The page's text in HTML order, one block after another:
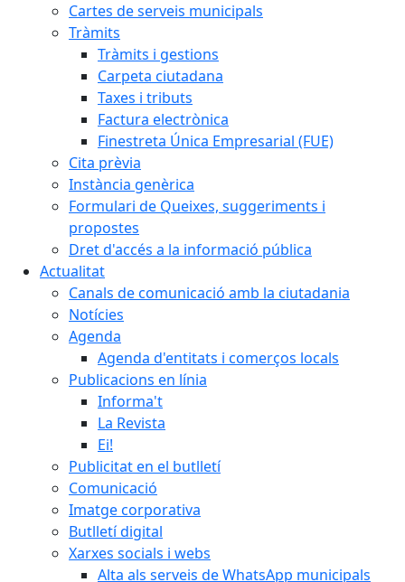
Cartes de serveis municipals
Tràmits
Tràmits i gestions
Carpeta ciutadana
Taxes i tributs
Factura electrònica
Finestreta Única Empresarial (FUE)
Cita prèvia
Instància genèrica
Formulari de Queixes, suggeriments i
propostes
Dret d'accés a la informació pública
Actualitat
Canals de comunicació amb la ciutadania
Notícies
Agenda
Agenda d'entitats i comerços locals
Publicacions en línia
Informa't
La Revista
Ei!
Publicitat en el butlletí
Comunicació
Imatge corporativa
Butlletí digital
Xarxes socials i webs
Alta als serveis de WhatsApp municipals